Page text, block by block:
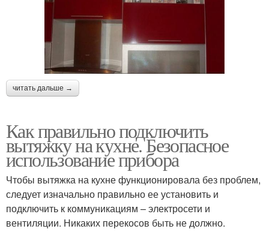
читать дальше →
Как правильно подключить
вытяжку на кухне. Безопасное
использование прибора
Чтобы вытяжка на кухне функционировала без проблем,
следует изначально правильно ее установить и
подключить к коммуникациям – электросети и
вентиляции. Никаких перекосов быть не должно.